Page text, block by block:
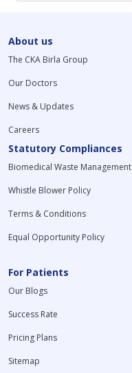
About us
The CKA Birla Group
Our Doctors
News & Updates
Careers
Statutory Compliances
Biomedical Waste Management
Whistle Blower Policy
Terms & Conditions
Equal Opportunity Policy
For Patients
Our Blogs
Success Rate
Pricing Plans
Sitemap